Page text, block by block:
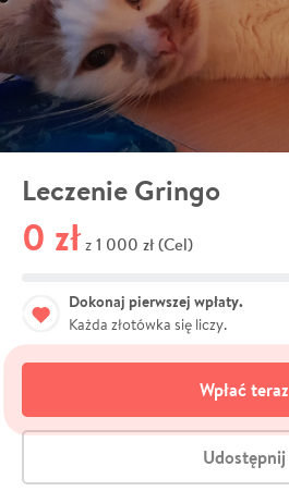
Leczenie Gringo
0 zł z 1 000 zł (Cel)
Dokonaj pierwszej wpłaty.
Każda złotówka się liczy.
Wpłać teraz
Udostępnij